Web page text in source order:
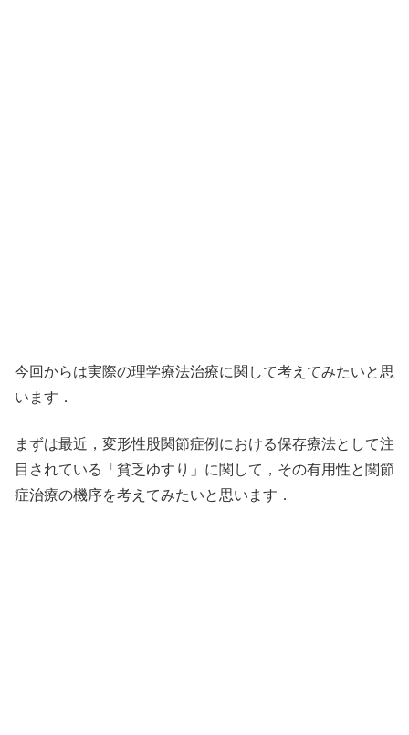
今回からは実際の理学療法治療に関して考えてみたいと思
います．
まずは最近，変形性股関節症例における保存療法として注
目されている「貧乏ゆすり」に関して，その有用性と関節
症治療の機序を考えてみたいと思います．